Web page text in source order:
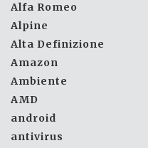
Alfa Romeo
Alpine
Alta Definizione
Amazon
Ambiente
AMD
android
antivirus